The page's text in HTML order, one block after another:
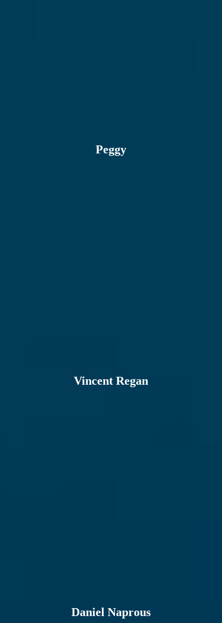
Peggy
Vincent Regan
Daniel Naprous